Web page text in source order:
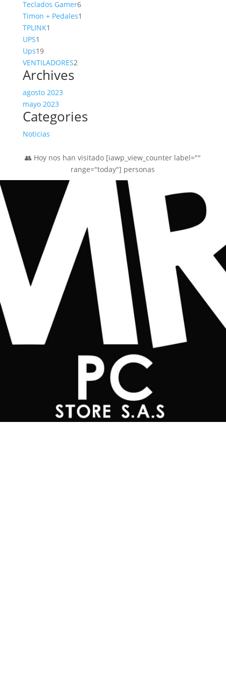
productos
Teclados Gamer66
productos
Timon + Pedales1
TPLINK1
UPS1
producto
Ups1919
productos
VENTILADORES22
Archives
agosto 2023
mayo 2023
Categories
Noticias
👥 Hoy nos han visitado [iawp_view_counter label=""
range="today"] personas